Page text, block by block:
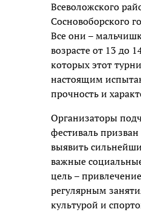
Всеволожского
Сосновоборского
Все они –
возрасте от 13 до
которых этот
настоящим
прочность и
Организаторы
фестиваль
выявить
важные
цель –
регулярным
культурой и